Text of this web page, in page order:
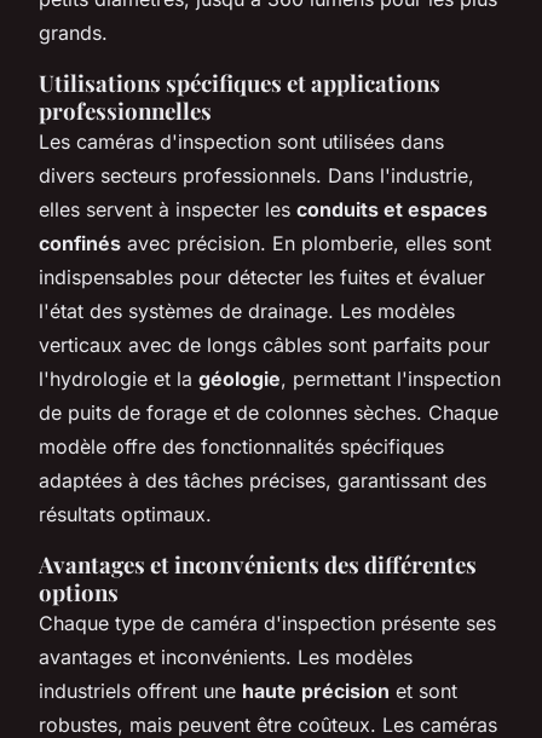
grands.
Utilisations spécifiques et applications
professionnelles
Les caméras d'inspection sont utilisées dans
divers secteurs professionnels. Dans l'industrie,
elles servent à inspecter les conduits et espaces
confinés avec précision. En plomberie, elles sont
indispensables pour détecter les fuites et évaluer
l'état des systèmes de drainage. Les modèles
verticaux avec de longs câbles sont parfaits pour
l'hydrologie et la géologie, permettant l'inspection
de puits de forage et de colonnes sèches. Chaque
modèle offre des fonctionnalités spécifiques
adaptées à des tâches précises, garantissant des
résultats optimaux.
Avantages et inconvénients des différentes
options
Chaque type de caméra d'inspection présente ses
avantages et inconvénients. Les modèles
industriels offrent une haute précision et sont
robustes, mais peuvent être coûteux. Les caméras